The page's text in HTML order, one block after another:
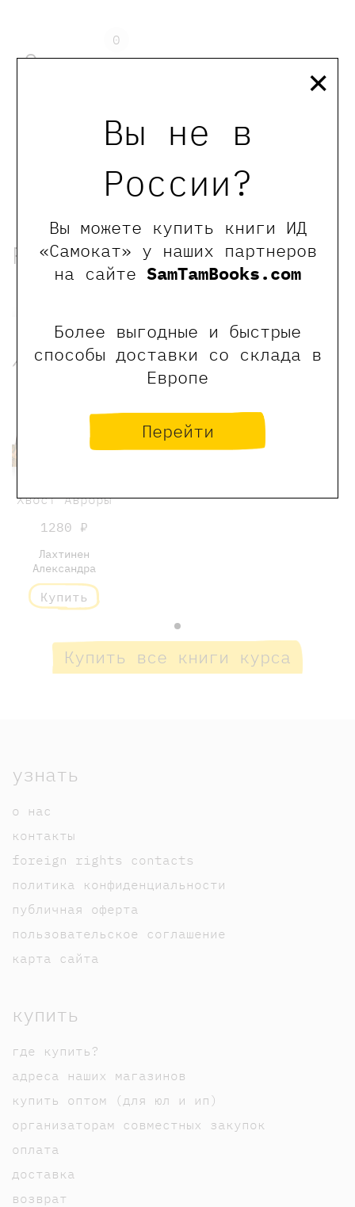
Вы не в
России?
Вы можете купить книги ИД
«Самокат» у наших партнеров
на сайте SamTamBooks.com
Более выгодные и быстрые
способы доставки со склада в
Европе
Перейти
×
Отзывы
0
Оставить отзыв
оставлять только зарегистрированные пользователи
сайта
Рекомендованные книги
Хвост Авроры
1280 ₽
Лахтинен
Александра
Купить
Купить все книги курса
узнать
о нас
контакты
foreign rights contacts
политика конфиденциальности
публичная оферта
пользовательское соглашение
карта сайта
купить
где купить?
адреса наших магазинов
купить оптом (для юл и ип)
организаторам совместных закупок
оплата
доставка
возврат